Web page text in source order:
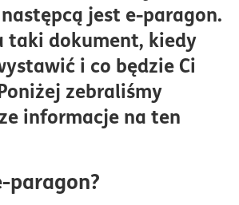
jest e-paragon.
taki dokument, kiedy
i co będzie Ci
zebraliśmy
informacje na ten
paragon?